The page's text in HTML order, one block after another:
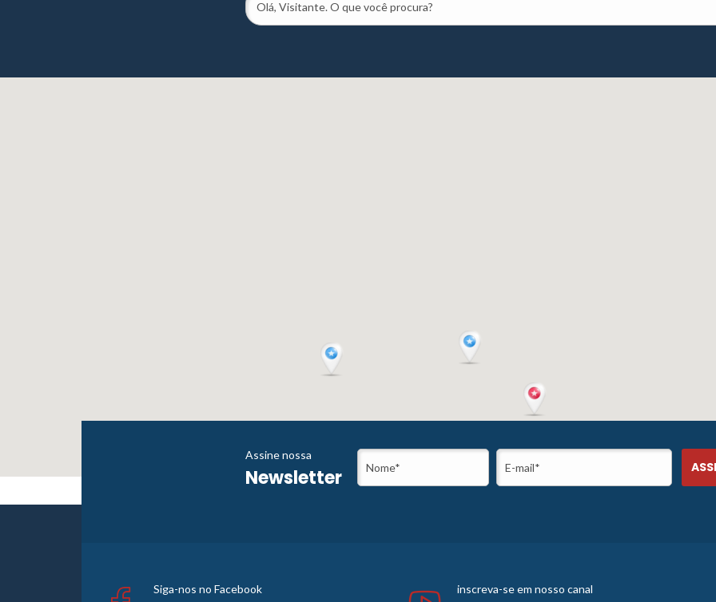
Assine nossa
Newsletter
Siga-nos no Facebook inscreva-se em nosso canal